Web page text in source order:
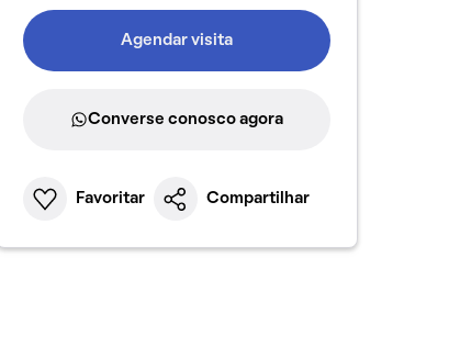
Agendar visita
Converse conosco agora
Favoritar Compartilhar